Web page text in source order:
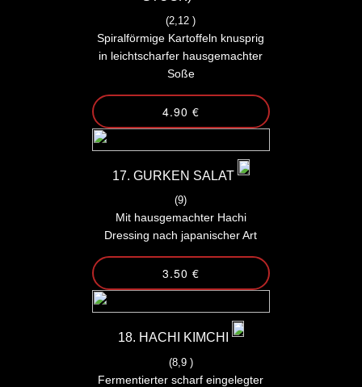
(2,12 )
Spiralförmige Kartoffeln knusprig
in leichtscharfer hausgemachter
Soße
4.90 €
17. GURKEN SALAT
(9)
Mit hausgemachter Hachi
Dressing nach japanischer Art
3.50 €
18. HACHI KIMCHI
(8,9 )
Fermentierter scharf eingelegter